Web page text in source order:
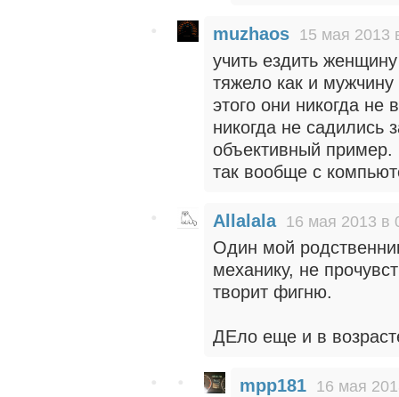
muzhaos 15 мая 2013
учить ездить
тяжело как и
этого они никогда не
никогда не садились
объективный
так вообще с
Allalala 16 мая 2013 в
Один мой
механику, не
творит фигню.
ДЕло еще и в
mpp181 16 мая